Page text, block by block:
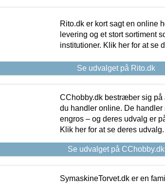
Rito.dk er kort sagt en online
levering og et stort sortiment
institutioner. Klik her for at se
Se udvalget på Rito.dk
CChobby.dk bestræber sig
du handler online. De
engros – og deres udvalg er
Klik her for at se deres udvalg.
Se udvalget på CChobby.dk
SymaskineTorvet.dk er en